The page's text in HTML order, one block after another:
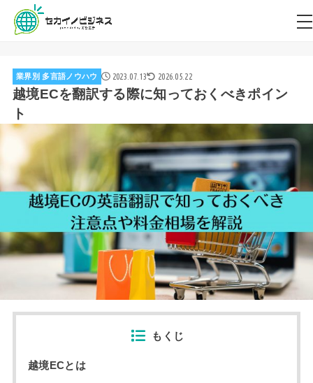
業界別 多言語ノウハウ 2023.07.13 2026.05.22
越境ECを翻訳する際に知っておくべきポイン
ト
もくじ
越境ECとは